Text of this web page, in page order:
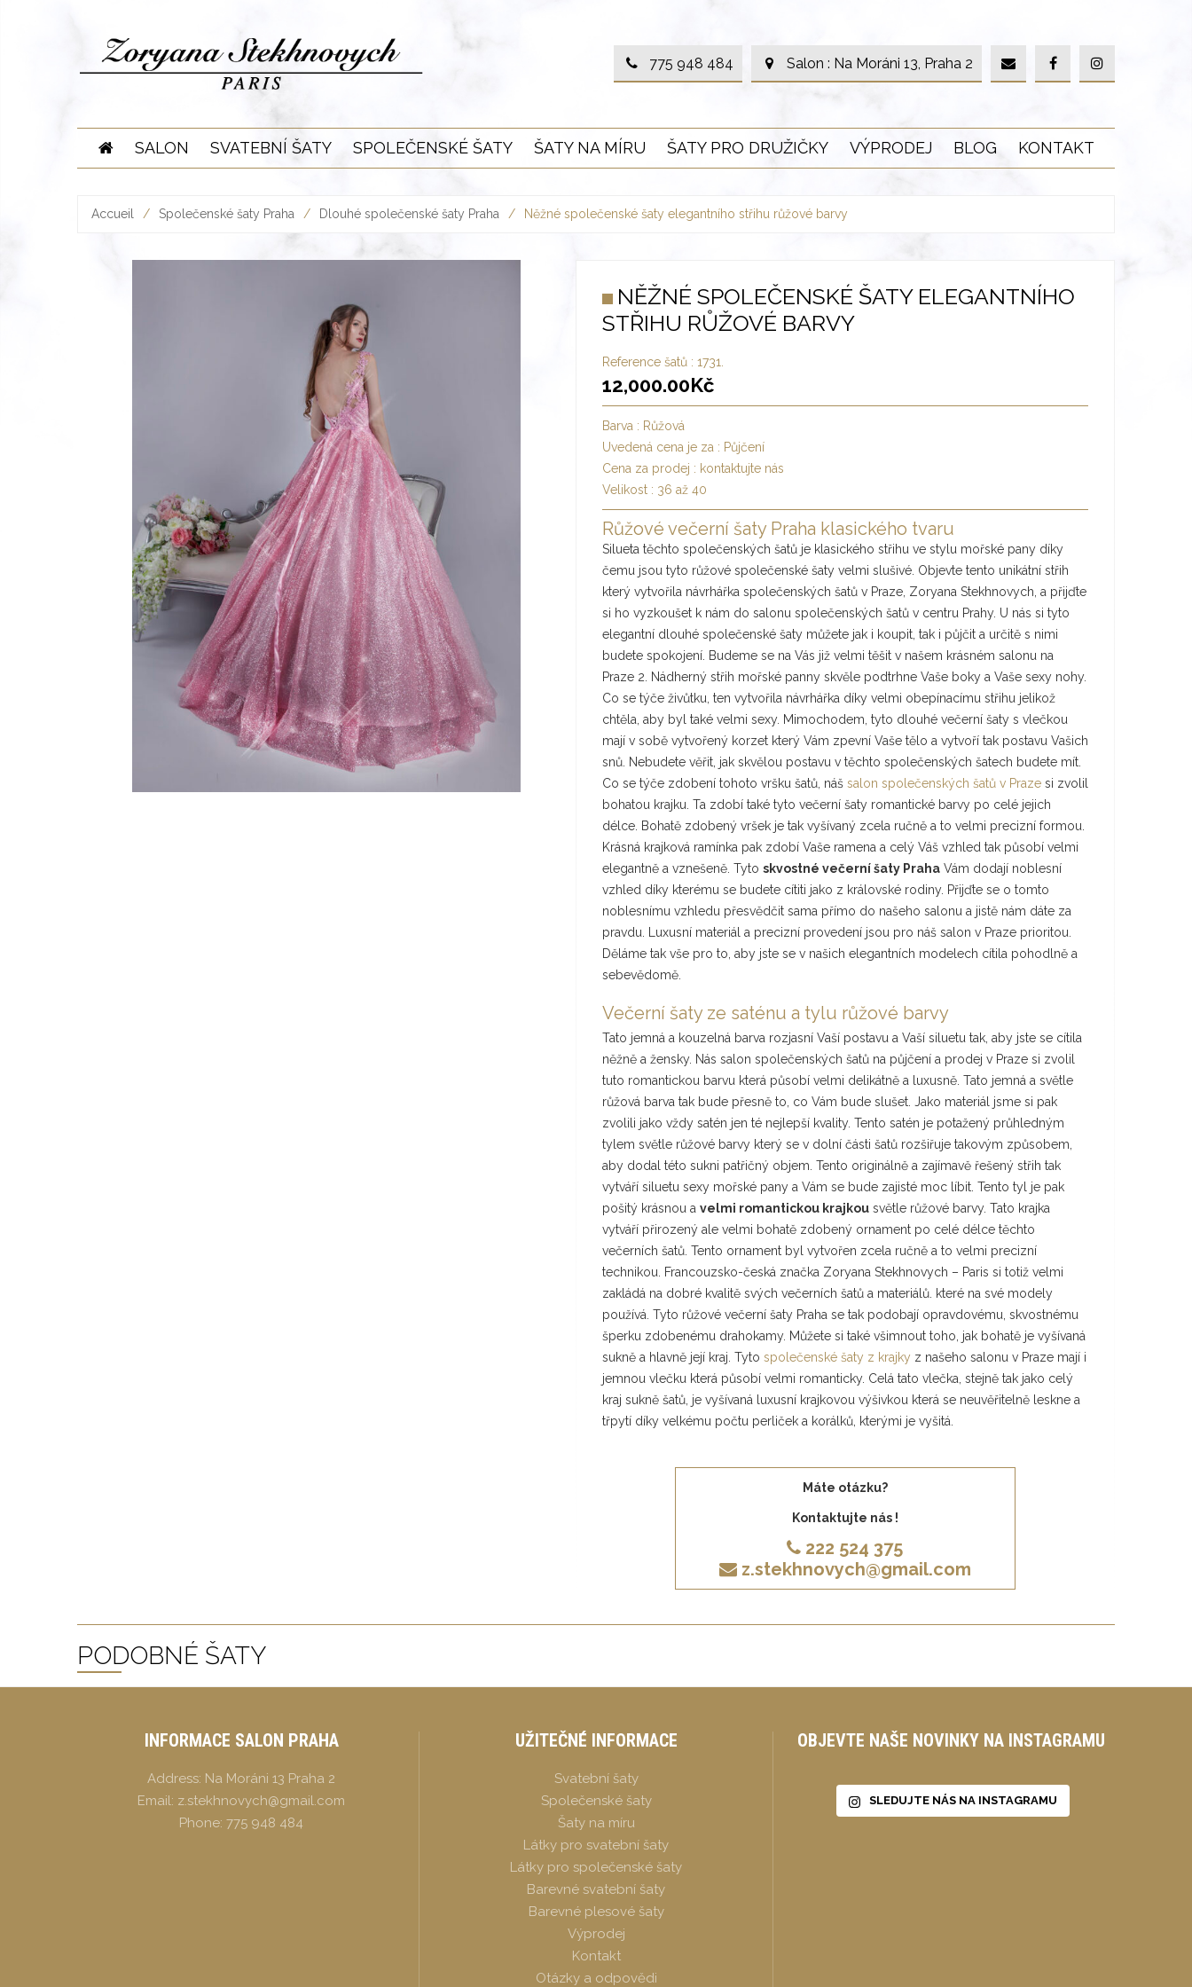
775 948 484 Salon : Na Moráni 13, Praha 2
SALON SVATEBNÍ ŠATY SPOLEČENSKÉ ŠATY ŠATY NA MÍRU ŠATY PRO DRUŽIČKY VÝPRODEJ BLOG KONTAKT
Accueil / Společenské šaty Praha / Dlouhé společenské šaty Praha / Něžné společenské šaty elegantního střihu růžové barvy
NĚŽNÉ SPOLEČENSKÉ ŠATY ELEGANTNÍHO
STŘIHU RŮŽOVÉ BARVY
Reference šatů : 1731.
12,000.00Kč
Barva : Růžová
Uvedená cena je za : Půjčení
Cena za prodej : kontaktujte nás
Velikost : 36 až 40
Růžové večerní šaty Praha klasického tvaru
Silueta těchto společenských šatů je klasického střihu ve stylu mořské pany díky
čemu jsou tyto růžové společenské šaty velmi slušivé. Objevte tento unikátní střih
který vytvořila návrhářka společenských šatů v Praze, Zoryana Stekhnovych, a přijďte
si ho vyzkoušet k nám do salonu společenských šatů v centru Prahy. U nás si tyto
elegantní dlouhé společenské šaty můžete jak i koupit, tak i půjčit a určitě s nimi
budete spokojení. Budeme se na Vás již velmi těšit v našem krásném salonu na
Praze 2. Nádherný střih mořské panny skvěle podtrhne Vaše boky a Vaše sexy nohy.
Co se týče živůtku, ten vytvořila návrhářka díky velmi obepínacímu střihu jelikož
chtěla, aby byl také velmi sexy. Mimochodem, tyto dlouhé večerní šaty s vlečkou
mají v sobě vytvořený korzet který Vám zpevní Vaše tělo a vytvoří tak postavu Vašich
snů. Nebudete věřit, jak skvělou postavu v těchto společenských šatech budete mít.
Co se týče zdobení tohoto vršku šatů, náš salon společenských šatů v Prazesi zvolil
bohatou krajku. Ta zdobí také tyto večerní šaty romantické barvy po celé jejich
délce. Bohatě zdobený vršek je tak vyšívaný zcela ručně a to velmi precizní formou.
Krásná krajková ramínka pak zdobí Vaše ramena a celý Váš vzhled tak působí velmi
elegantně a vznešeně. Tyto skvostné večerní šaty PrahaVám dodají noblesní
vzhled díky kterému se budete cítiti jako z královské rodiny. Přijďte se o tomto
noblesnímu vzhledu přesvědčit sama přímo do našeho salonu a jistě nám dáte za
pravdu. Luxusní materiál a precizní provedení jsou pro náš salon v Praze prioritou.
Děláme tak vše pro to, aby jste se v našich elegantních modelech cítila pohodlně a
sebevědomě.
Večerní šaty ze saténu a tylu růžové barvy
Tato jemná a kouzelná barva rozjasní Vaší postavu a Vaší siluetu tak, aby jste se cítila
něžně a žensky. Nás salon společenských šatů na půjčení a prodej v Praze si zvolil
tuto romantickou barvu která působí velmi delikátně a luxusně. Tato jemná a světle
růžová barva tak bude přesně to, co Vám bude slušet. Jako materiál jsme si pak
zvolili jako vždy satén jen té nejlepší kvality. Tento satén je potažený průhledným
tylem světle růžové barvy který se v dolní části šatů rozšiřuje takovým způsobem,
aby dodal této sukni patřičný objem. Tento originálně a zajímavě řešený střih tak
vytváří siluetu sexy mořské pany a Vám se bude zajisté moc líbit. Tento tyl je pak
pošitý krásnou a velmi romantickou krajkousvětle růžové barvy. Tato krajka
vytváří přirozený ale velmi bohatě zdobený ornament po celé délce těchto
večerních šatů. Tento ornament byl vytvořen zcela ručně a to velmi precizní
technikou. Francouzsko-česká značka Zoryana Stekhnovych – Paris si totiž velmi
zakládá na dobré kvalitě svých večerních šatů a materiálů. které na své modely
používá. Tyto růžové večerní šaty Praha se tak podobají opravdovému, skvostnému
šperku zdobenému drahokamy. Můžete si také všimnout toho, jak bohatě je vyšívaná
sukně a hlavně její kraj. Tyto společenské šaty z krajky z našeho salonu v Praze mají i
jemnou vlečku která působí velmi romanticky. Celá tato vlečka, stejně tak jako celý
kraj sukně šatů, je vyšívaná luxusní krajkovou výšivkou která se neuvěřitelně leskne a
třpytí díky velkému počtu perliček a korálků, kterými je vyšitá.
Máte otázku?
Kontaktujte nás !
222 524 375
z.stekhnovych@gmail.com
PODOBNÉ ŠATY
INFORMACE SALON PRAHA
Address: Na Moráni 13 Praha 2
Email: z.stekhnovych@gmail.com
Phone: 775 948 484
UŽITEČNÉ INFORMACE
Svatební šaty
Společenské šaty
Šaty na míru
Látky pro svatební šaty
Látky pro společenské šaty
Barevné svatební šaty
Barevné plesové šaty
Výprodej
Kontakt
Otázky a odpovědi
OBJEVTE NAŠE NOVINKY NA INSTAGRAMU
SLEDUJTE NÁS NA INSTAGRAMU